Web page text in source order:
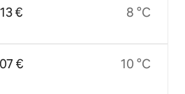
€
€
8 °C
10 °C